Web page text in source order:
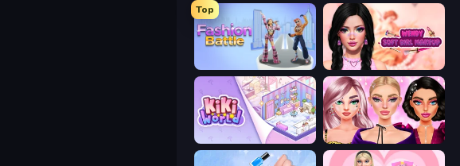
Top
Fashion Battle Wendy Soft Girl Makeup
KiKi World New Year Makeup Trends